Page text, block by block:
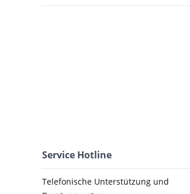
Service Hotline
Telefonische Unterstützung und